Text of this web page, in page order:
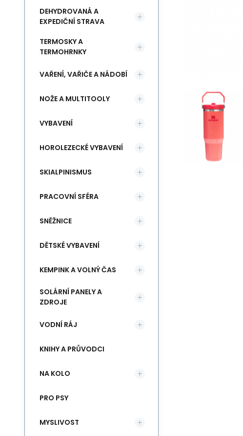
DEHYDROVANÁ A
EXPEDIČNÍ STRAVA
TERMOSKY A
TERMOHRNKY
VAŘENÍ, VAŘIČE A NÁDOBÍ
NOŽE A MULTITOOLY
VYBAVENÍ
HOROLEZECKÉ VYBAVENÍ
SKIALPINISMUS
PRACOVNÍ SFÉRA
SNĚŽNICE
DĚTSKÉ VYBAVENÍ
KEMPINK A VOLNÝ ČAS
SOLÁRNÍ PANELY A
ZDROJE
VODNÍ RÁJ
KNIHY A PRŮVODCI
NA KOLO
PRO PSY
MYSLIVOST